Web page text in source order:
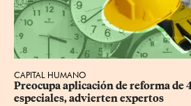
CAPITAL HUMANO
Preocupa aplicación de reforma de
especiales, advierten expertos